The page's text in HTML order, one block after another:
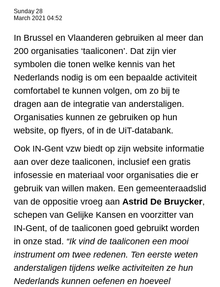
Sunday 28
March 2021 04:52
In Brussel en Vlaanderen gebruiken al meer dan
200 organisaties ‘taaliconen’. Dat zijn vier
symbolen die tonen welke kennis van het
Nederlands nodig is om een bepaalde activiteit
comfortabel te kunnen volgen, om zo bij te
dragen aan de integratie van anderstaligen.
Organisaties kunnen ze gebruiken op hun
website, op flyers, of in de UiT-databank.
Ook IN-Gent vzw biedt op zijn website informatie
aan over deze taaliconen, inclusief een gratis
infosessie en materiaal voor organisaties die er
gebruik van willen maken. Een gemeenteraadslid
van de oppositie vroeg aan Astrid De Bruycker,
schepen van Gelijke Kansen en voorzitter van
IN-Gent, of de taaliconen goed gebruikt worden
in onze stad. “Ik vind de taaliconen een mooi
instrument om twee redenen. Ten eerste weten
anderstaligen tijdens welke activiteiten ze hun
Nederlands kunnen oefenen en hoeveel